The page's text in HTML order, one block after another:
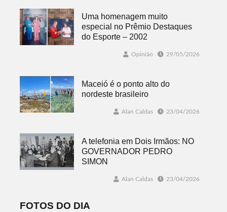
Uma homenagem muito
especial no Prêmio Destaques
do Esporte – 2002
Opinião 29/05/2026
Maceió é o ponto alto do
nordeste brasileiro
Alan Caldas 23/04/2026
A telefonia em Dois Irmãos: NO
GOVERNADOR PEDRO
SIMON
Alan Caldas 23/04/2026
FOTOS DO DIA